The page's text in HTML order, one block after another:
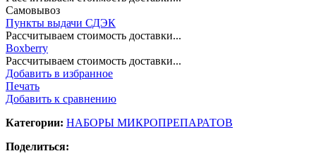
Самовывоз
Пункты выдачи СДЭК
Рассчитываем стоимость доставки...
Boxberry
Рассчитываем стоимость доставки...
Добавить в избранное
Печать
Добавить к сравнению
Категории: НАБОРЫ МИКРОПРЕПАРАТОВ
Поделиться: